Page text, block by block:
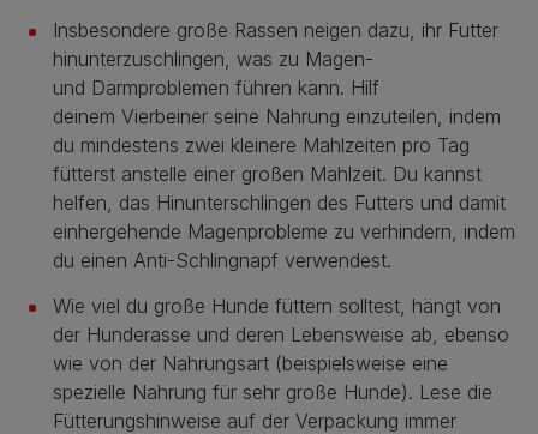
Insbesondere große Rassen neigen dazu, ihr Futter
hinunterzuschlingen, was zu Magen-
und Darmproblemen führen kann. Hilf
deinem Vierbeiner seine Nahrung einzuteilen, indem
du mindestens zwei kleinere Mahlzeiten pro Tag
fütterst anstelle einer großen Mahlzeit. Du kannst
helfen, das Hinunterschlingen des Futters und damit
einhergehende Magenprobleme zu verhindern, indem
du einen Anti-Schlingnapf verwendest.
Wie viel du große Hunde füttern solltest, hängt von
der Hunderasse und deren Lebensweise ab, ebenso
wie von der Nahrungsart (beispielsweise eine
spezielle Nahrung für sehr große Hunde). Lese die
Fütterungshinweise auf der Verpackung immer